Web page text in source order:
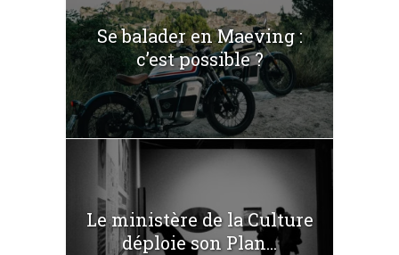
Se balader en Maeving :
c’est possible ?
Le ministère de la Culture
déploie son Plan...